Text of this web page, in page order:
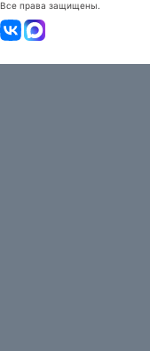
Все права защищены.